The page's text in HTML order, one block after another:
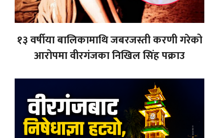
१३ वर्षीया बालिकामाथि जबरजस्ती करणी गरेको
आरोपमा वीरगंजका निखिल सिंह पक्राउ